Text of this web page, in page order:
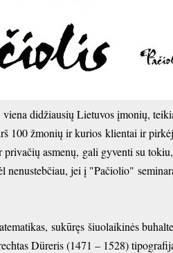
didžiausių Lietuvos įmonių,
100 žmonių ir kurios klientai ir
asmenų, gali gyventi su
nenustebčiau, jei į "Pačiolio"
sukūręs šiuolaikinės
Düreris (1471 – 1528)